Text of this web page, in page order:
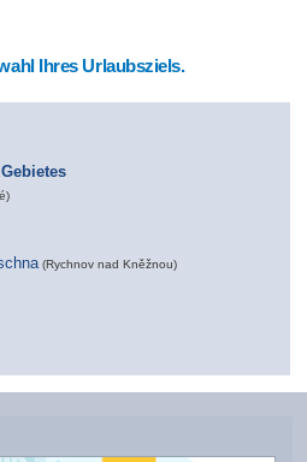
Ihres Urlaubsziels.
(Rychnov nad Kněžnou)